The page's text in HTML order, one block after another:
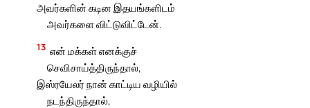
அவர்களின் கடின இதயங்களிடம்
அவர்களை விட்டுவிட்டேன்.
13 என் மக்கள் எனக்குச்
செவிசாய்த்திருந்தால்,
இஸ்ரயேலர் நான் காட்டிய வழியில்
நடந்திருந்தால்,